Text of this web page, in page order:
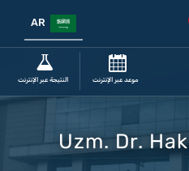
موعد عبر الإنترنت النتيجة عبر الإنترنت
Uzm. Dr.